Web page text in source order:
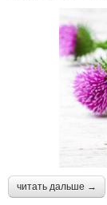
читать дальше →